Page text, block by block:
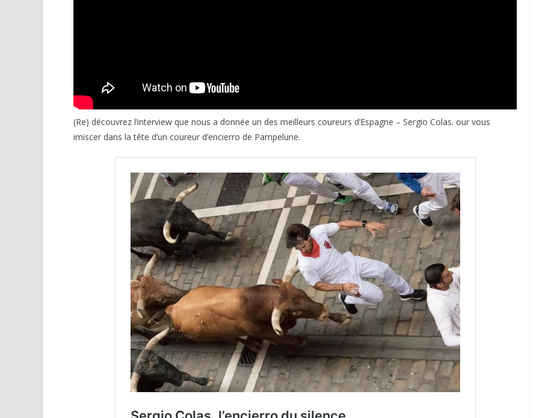
(Re) découvrez l’interview que nous a donnée un des meilleurs coureurs d’Espagne – Sergio Colas. our vous
imiscer dans la tête d’un coureur d’encierro de Pampelune.